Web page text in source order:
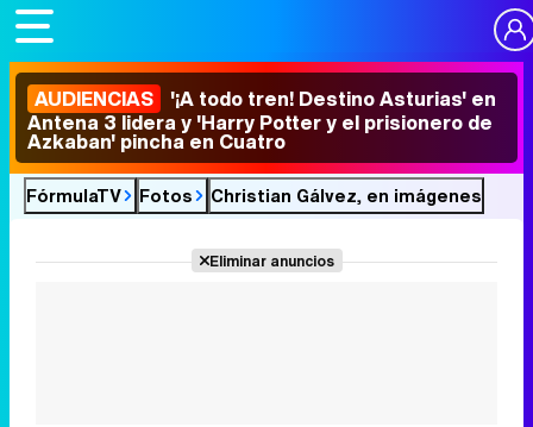
AUDIENCIAS '¡A todo tren! Destino Asturias' en
Antena 3 lidera y 'Harry Potter y el prisionero de
Azkaban' pincha en Cuatro
FórmulaTV Fotos Christian Gálvez, en imágenes
Eliminar anuncios